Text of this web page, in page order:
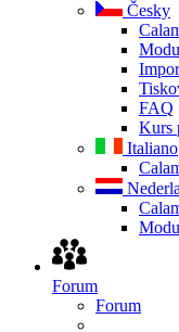
Česky
FAQ
Kurs
Italiano
Forum
Forum